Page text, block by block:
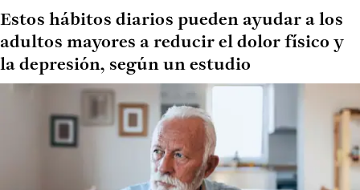
Estos hábitos diarios pueden ayudar a los
adultos mayores a reducir el dolor físico y
la depresión, según un estudio